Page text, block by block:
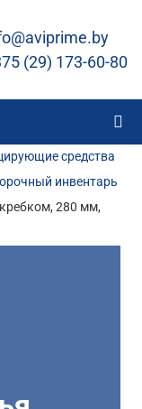
(29) 173-60-80
средства
инвентарь
280 мм,